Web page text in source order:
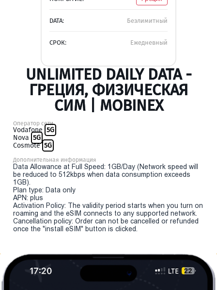
DATA: Безлимитный
СРОК: Ежедневный
UNLIMITED DAILY DATA -
ГРЕЦИЯ, ФИЗИЧЕСКАЯ
СИМ | MOBINEX
Оператор сети
Vodafone 5G
Nova 5G
Cosmote 5G
Дополнительная информация
Data Allowance at Full Speed: 1GB/Day (Network speed will
be reduced to 512kbps when data consumption exceeds
1GB).
Plan type: Data only
APN: plus
Activation Policy: The validity period starts when you turn on
roaming and the eSIM connects to any supported network.
Cancellation policy: Order can not be cancelled or refunded
once the "install eSIM" button is clicked.